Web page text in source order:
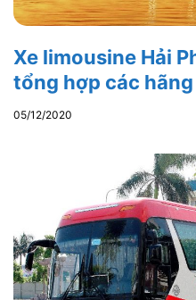
Xe limousine Hải
tổng hợp các
05/12/2020